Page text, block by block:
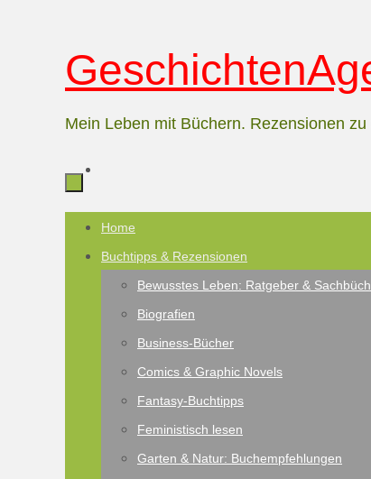
Mein Leben mit Büchern. Rezensionen
Zum
Inhalt
springen
Home
Buchtipps & Rezensionen
Bewusstes Leben: Ratgeber &
Biografien
Business-Bücher
Comics & Graphic Novels
Fantasy-Buchtipps
Feministisch lesen
Garten & Natur: Buchempfehlungen